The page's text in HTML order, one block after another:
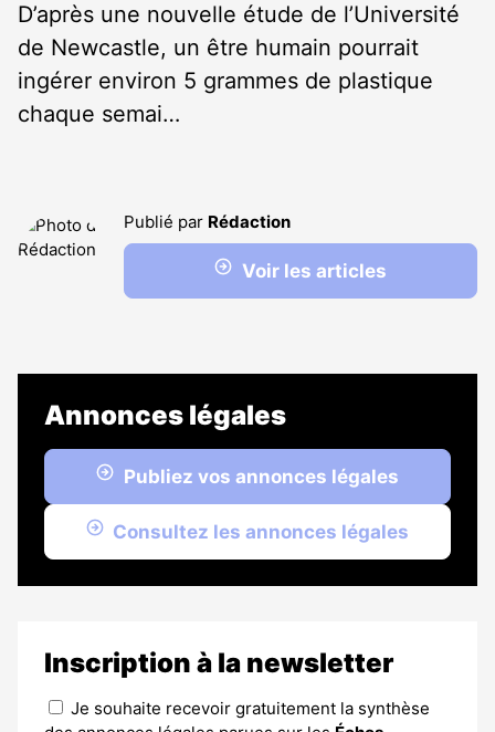
D’après une nouvelle étude de l’Université
de Newcastle, un être humain pourrait
ingérer environ 5 grammes de plastique
chaque semai…
Publié par Rédaction
Voir les articles
Annonces légales
Publiez vos annonces légales
Consultez les annonces légales
Inscription à la newsletter
Je souhaite recevoir gratuitement la synthèse